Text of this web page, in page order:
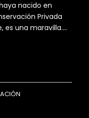
nacido en
Privada
es una maravilla....